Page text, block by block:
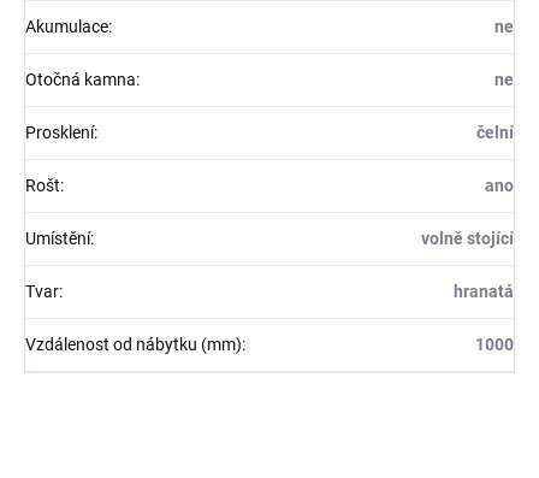
Akumulace: ne
Otočná kamna: ne
Prosklení: čelní
Rošt: ano
Umístění: volně stojící
Tvar: hranatá
Vzdálenost od nábytku (mm): 1000